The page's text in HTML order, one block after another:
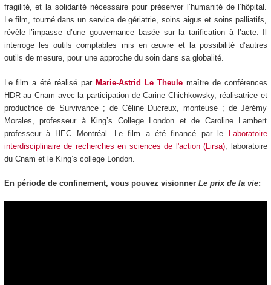
fragilité, et la solidarité nécessaire pour préserver l’humanité de l’hôpital.
Le film, tourné dans un service de gériatrie, soins aigus et soins palliatifs,
révèle l’impasse d’une gouvernance basée sur la tarification à l’acte. Il
interroge les outils comptables mis en œuvre et la possibilité d’autres
outils de mesure, pour une approche du soin dans sa globalité.
Le film a été réalisé par Marie-Astrid Le Theulemaître de conférences
HDR au Cnam avec la participation de Carine Chichkowsky, réalisatrice et
productrice de Survivance ; de Céline Ducreux, monteuse ; de Jérémy
Morales, professeur à King’s College London et de Caroline Lambert
professeur à HEC Montréal. Le film a été financé par le
Laboratoire
interdisciplinaire de recherches en sciences de l'action (Lirsa) , laboratoire
du Cnam et le King’s college London.
En période de confinement, vous pouvez visionner Le prix de la vie: